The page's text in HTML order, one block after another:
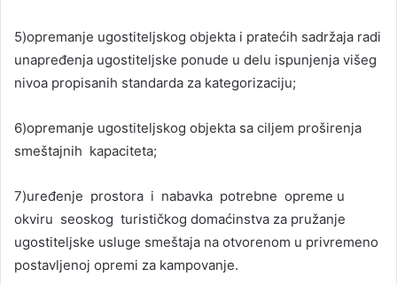
5)opremanje ugostiteljskog objekta i pratećih sadržaja radi
unapređenja ugostiteljske ponude u delu ispunjenja višeg
nivoa propisanih standarda za kategorizaciju;
6)opremanje ugostiteljskog objekta sa ciljem proširenja
smeštajnih kapaciteta;
7)uređenje prostora i nabavka potrebne opreme u
okviru seoskog turističkog domaćinstva za pružanje
ugostiteljske usluge smeštaja na otvorenom u privremeno
postavljenoj opremi za kampovanje.